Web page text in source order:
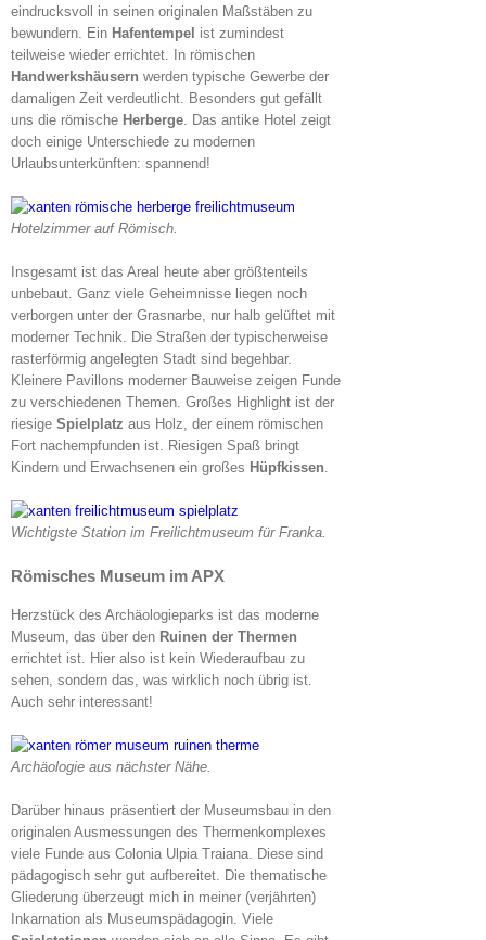
eindrucksvoll in seinen originalen Maßstäben zu
bewundern. Ein Hafentempel ist zumindest
teilweise wieder errichtet. In römischen
Handwerkshäusern werden typische Gewerbe der
damaligen Zeit verdeutlicht. Besonders gut gefällt
uns die römische Herberge. Das antike Hotel zeigt
doch einige Unterschiede zu modernen
Urlaubsunterkünften: spannend!
Hotelzimmer auf Römisch.
Insgesamt ist das Areal heute aber größtenteils
unbebaut. Ganz viele Geheimnisse liegen noch
verborgen unter der Grasnarbe, nur halb gelüftet mit
moderner Technik. Die Straßen der typischerweise
rasterförmig angelegten Stadt sind begehbar.
Kleinere Pavillons moderner Bauweise zeigen Funde
zu verschiedenen Themen. Großes Highlight ist der
riesige Spielplatz aus Holz, der einem römischen
Fort nachempfunden ist. Riesigen Spaß bringt
Kindern und Erwachsenen ein großes Hüpfkissen.
Wichtigste Station im Freilichtmuseum für Franka.
Römisches Museum im APX
Herzstück des Archäologieparks ist das moderne
Museum, das über den Ruinen der Thermen
errichtet ist. Hier also ist kein Wiederaufbau zu
sehen, sondern das, was wirklich noch übrig ist.
Auch sehr interessant!
Archäologie aus nächster Nähe.
Darüber hinaus präsentiert der Museumsbau in den
originalen Ausmessungen des Thermenkomplexes
viele Funde aus Colonia Ulpia Traiana. Diese sind
pädagogisch sehr gut aufbereitet. Die thematische
Gliederung überzeugt mich in meiner (verjährten)
Inkarnation als Museumspädagogin. Viele